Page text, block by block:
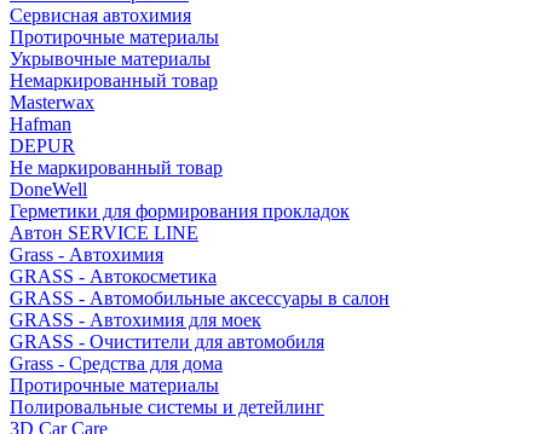
Сервисная автохимия
Протирочные материалы
Укрывочные материалы
Немаркированный товар
Masterwax
Hafman
DEPUR
Не маркированный товар
DoneWell
Герметики для формирования прокладок
Автон SERVICE LINE
Grass - Автохимия
GRASS - Автокосметика
GRASS - Автомобильные аксессуары в салон
GRASS - Автохимия для моек
GRASS - Очистители для автомобиля
Grass - Средства для дома
Протирочные материалы
Полировальные системы и детейлинг
3D Car Care